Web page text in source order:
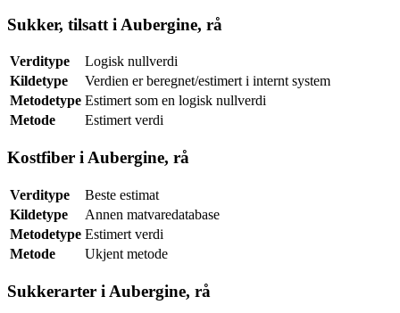
Sukker, tilsatt i Aubergine, rå
Verditype
Logisk nullverdi
Kildetype
Verdien er beregnet/estimert i internt system
Metodetype Estimert som en logisk nullverdi
Metode
Estimert verdi
Kostfiber i Aubergine, rå
Verditype
Beste estimat
Kildetype
Annen matvaredatabase
Metodetype Estimert verdi
Metode
Ukjent metode
Sukkerarter i Aubergine, rå